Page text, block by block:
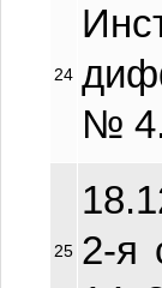
24
№ 4.
25 2-я